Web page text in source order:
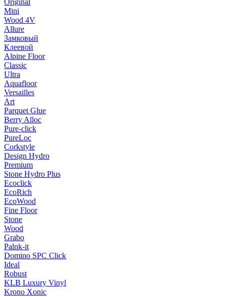
Original
Mini
Wood 4V
Allure
Замковый
Клеевой
Alpine Floor
Classic
Ultra
Aquafloor
Versailles
Art
Parquet Glue
Berry Alloc
Pure-click
PureLoc
Corkstyle
Design Hydro
Premium
Stone Hydro Plus
Ecoclick
EcoRich
EcoWood
Fine Floor
Stone
Wood
Grabo
Palnk-it
Domino SPC Click
Ideal
Robust
KLB Luxury Vinyl
Krono Xonic